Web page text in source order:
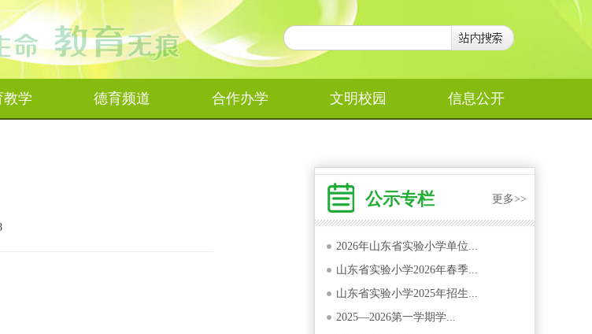
教学 德育频道 合作办学 文明校园 信息公开
公示专栏 更多>>
2026年山东省实验小学单位...
山东省实验小学2026年春季...
山东省实验小学2025年招生...
2025—2026第一学期学...